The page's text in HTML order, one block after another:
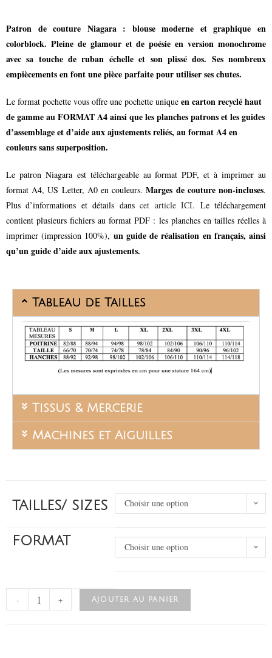
Patron de couture Niagara : blouse moderne et graphique en
colorblock. Pleine de glamour et de poésie en version monochrome
avec sa touche de ruban échelle et son plissé dos. Ses nombreux
empiècements en font une pièce parfaite pour utiliser ses chutes.
Le format pochette vous offre une pochette unique en carton recyclé haut
de gamme au FORMAT A4 ainsi que les planches patrons et les guides
d’assemblage et d’aide aux ajustements reliés, au format A4 en
couleurs sans superposition.
Le patron Niagara est téléchargeable au format PDF, et à imprimer au
format A4, US Letter, A0 en couleurs.Marges de couture non-incluses.
Plus d’informations et détails danscet article ICI. Le téléchargement
contient plusieurs fichiers au format PDF : les planches en tailles réelles à
imprimer (impression 100%), un guide de réalisation en français, ainsi
qu’un guide d’aide aux ajustements.
Tableau de Tailles
Tissus & Mercerie
Machines et Aiguilles
TAILLES/ SIZES Choisir une option
FORMAT Choisir une option
- + AJOUTER AU PANIER